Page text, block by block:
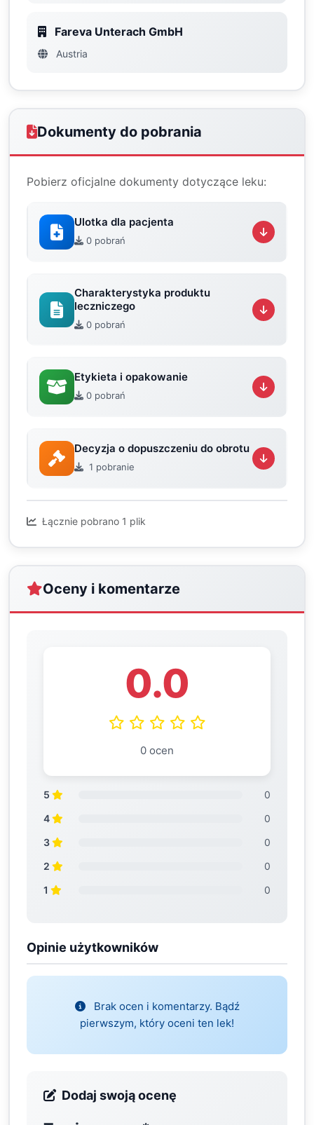
Fareva Unterach GmbH
Austria
Dokumenty do pobrania
Pobierz oficjalne dokumenty dotyczące leku:
Ulotka dla pacjenta
0 pobrań
Charakterystyka produktu
leczniczego
0 pobrań
Etykieta i opakowanie
0 pobrań
Decyzja o dopuszczeniu do obrotu
1 pobranie
Łącznie pobrano 1 plik
Oceny i komentarze
0.0
0 ocen
5
0
4
0
3
0
2
0
1
0
Opinie użytkowników
Brak ocen i komentarzy. Bądź
pierwszym, który oceni ten lek!
Dodaj swoją ocenę